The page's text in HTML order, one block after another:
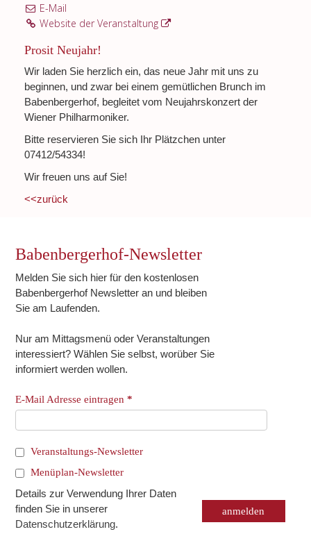
E-Mail
Website der Veranstaltung
Prosit Neujahr!
Wir laden Sie herzlich ein, das neue Jahr mit uns zu
beginnen, und zwar bei einem gemütlichen Brunch im
Babenbergerhof, begleitet vom Neujahrskonzert der
Wiener Philharmoniker.
Bitte reservieren Sie sich Ihr Plätzchen unter
07412/54334!
Wir freuen uns auf Sie!
<<zurück
Babenbergerhof-Newsletter
Melden Sie sich hier für den kostenlosen
Babenbergerhof Newsletter an und bleiben
Sie am Laufenden.
Nur am Mittagsmenü oder Veranstaltungen
interessiert? Wählen Sie selbst, worüber Sie
informiert werden wollen.
E-Mail Adresse eintragen*
Veranstaltungs-Newsletter
Menüplan-Newsletter
Details zur Verwendung Ihrer Daten
finden Sie in unserer
Datenschutzerklärung.